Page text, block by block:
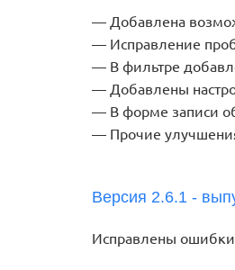
Добавлена
Исправление
В фильтре
Добавлены
В форме записи
Прочие
Версия 2.6.1 -
Исправлены